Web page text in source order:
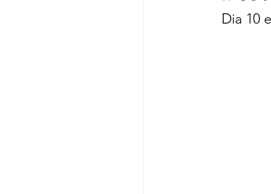
MouriscasDia 10